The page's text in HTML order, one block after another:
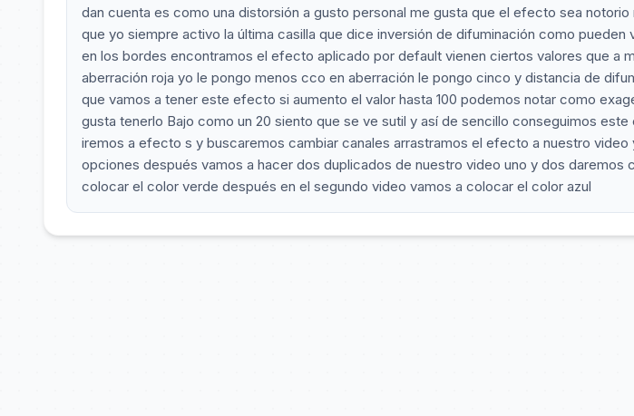
dan cuenta es como una distorsión a gusto personal me gusta que el efecto sea
que yo siempre activo la última casilla que dice inversión de difuminación como
en los bordes encontramos el efecto aplicado por default vienen ciertos valores que a
aberración roja yo le pongo menos cco en aberración le pongo cinco y distancia de
que vamos a tener este efecto si aumento el valor hasta 100 podemos notar como
gusta tenerlo Bajo como un 20 siento que se ve sutil y así de sencillo conseguimos
iremos a efecto s y buscaremos cambiar canales arrastramos el efecto a nuestro video
opciones después vamos a hacer dos duplicados de nuestro video uno y dos daremos
colocar el color verde después en el segundo video vamos a colocar el color azul